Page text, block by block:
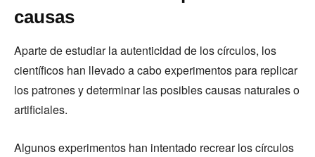
causas
Aparte de estudiar la autenticidad de los círculos, los
científicos han llevado a cabo experimentos para replicar
los patrones y determinar las posibles causas naturales o
artificiales.
Algunos experimentos han intentado recrear los círculos